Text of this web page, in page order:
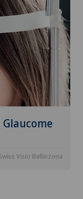
Glaucome
Visio Bellinzona